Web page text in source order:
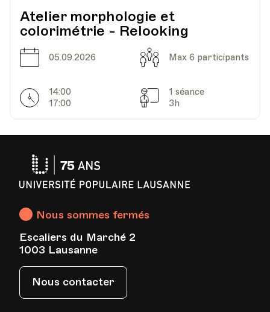
Atelier morphologie et
colorimétrie - Relooking
Date
05.09.2026 Capacité
Max 6 participants
Horarires
14:00
17:00
Séances
1 séance
3h
Nous sommes fermés
Escaliers du Marché 2
1003 Lausanne
Nous contacter